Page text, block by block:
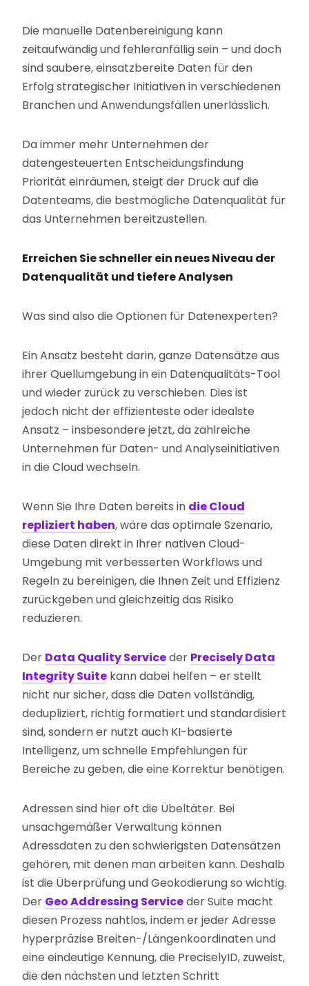
Die manuelle Datenbereinigung kann
zeitaufwändig und fehleranfällig sein – und doch
sind saubere, einsatzbereite Daten für den
Erfolg strategischer Initiativen in verschiedenen
Branchen und Anwendungsfällen unerlässlich.
Da immer mehr Unternehmen der
datengesteuerten Entscheidungsfindung
Priorität einräumen, steigt der Druck auf die
Datenteams, die bestmögliche Datenqualität für
das Unternehmen bereitzustellen.
Erreichen Sie schneller ein neues Niveau der
Datenqualität und tiefere Analysen
Was sind also die Optionen für Datenexperten?
Ein Ansatz besteht darin, ganze Datensätze aus
ihrer Quellumgebung in ein Datenqualitäts-Tool
und wieder zurück zu verschieben. Dies ist
jedoch nicht der effizienteste oder idealste
Ansatz – insbesondere jetzt, da zahlreiche
Unternehmen für Daten- und Analyseinitiativen
in die Cloud wechseln.
Wenn Sie Ihre Daten bereits in die Cloud
repliziert haben, wäre das optimale Szenario,
diese Daten direkt in Ihrer nativen Cloud-
Umgebung mit verbesserten Workflows und
Regeln zu bereinigen, die Ihnen Zeit und Effizienz
zurückgeben und gleichzeitig das Risiko
reduzieren.
Der Data Quality Serviceder Precisely Data
Integrity Suite kann dabei helfen – er stellt
nicht nur sicher, dass die Daten vollständig,
dedupliziert, richtig formatiert und standardisiert
sind, sondern er nutzt auch KI-basierte
Intelligenz, um schnelle Empfehlungen für
Bereiche zu geben, die eine Korrektur benötigen.
Adressen sind hier oft die Übeltäter. Bei
unsachgemäßer Verwaltung können
Adressdaten zu den schwierigsten Datensätzen
gehören, mit denen man arbeiten kann. Deshalb
ist die Überprüfung und Geokodierung so wichtig.
Der Geo Addressing Serviceder Suite macht
diesen Prozess nahtlos, indem er jeder Adresse
hyperpräzise Breiten-/Längenkoordinaten und
eine eindeutige Kennung, die PreciselyID, zuweist,
die den nächsten und letzten Schritt